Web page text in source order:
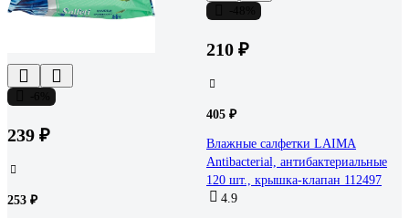
239 ₽
253 ₽
210 ₽
405 ₽
Влажные салфетки LAIMA
Antibacterial, антибактериальные
120 шт., крышка-клапан 112497
4.9